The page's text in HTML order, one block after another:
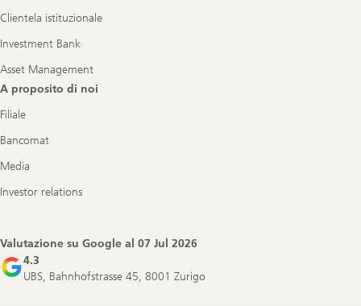
Clientela istituzionale
Investment Bank
Asset Management
A proposito di noi
Filiale
Bancomat
Media
Investor relations
Valutazione su Google al 07 Jul 2026
4.3
UBS, Bahnhofstrasse 45, 8001 Zurigo